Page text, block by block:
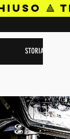
🔺
STORIA